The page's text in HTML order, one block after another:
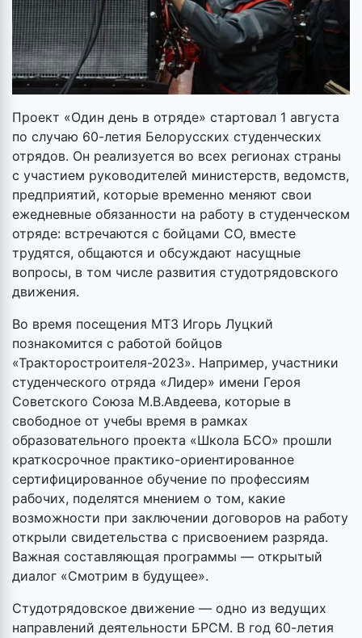
Проект «Один день в отряде» стартовал 1 августа
по случаю 60-летия Белорусских студенческих
отрядов. Он реализуется во всех регионах страны
с участием руководителей министерств, ведомств,
предприятий, которые временно меняют свои
ежедневные обязанности на работу в студенческом
отряде: встречаются с бойцами СО, вместе
трудятся, общаются и обсуждают насущные
вопросы, в том числе развития студотрядовского
движения.
Во время посещения МТЗ Игорь Луцкий
познакомится с работой бойцов
«Тракторостроителя-2023». Например, участники
студенческого отряда «Лидер» имени Героя
Советского Союза М.В.Авдеева, которые в
свободное от учебы время в рамках
образовательного проекта «Школа БСО» прошли
краткосрочное практико-ориентированное
сертифицированное обучение по профессиям
рабочих, поделятся мнением о том, какие
возможности при заключении договоров на работу
открыли свидетельства с присвоением разряда.
Важная составляющая программы — открытый
диалог «Смотрим в будущее».
Студотрядовское движение — одно из ведущих
направлений деятельности БРСМ. В год 60-летия